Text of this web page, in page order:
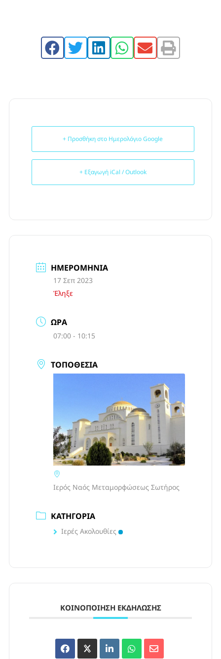
+ Προσθήκη στο Ημερολόγιο Google
+ Εξαγωγή iCal / Outlook
ΗΜΕΡΟΜΗΝΊΑ
17 Σεπ 2023
Έληξε
ΏΡΑ
07:00 - 10:15
ΤΟΠΟΘΕΣΊΑ
Ιερός Ναός Μεταμορφώσεως Σωτήρος
ΚΑΤΗΓΟΡΊΑ
Ιερές Ακολουθίες
ΚΟΙΝΟΠΟΊΗΣΗ ΕΚΔΉΛΩΣΗΣ